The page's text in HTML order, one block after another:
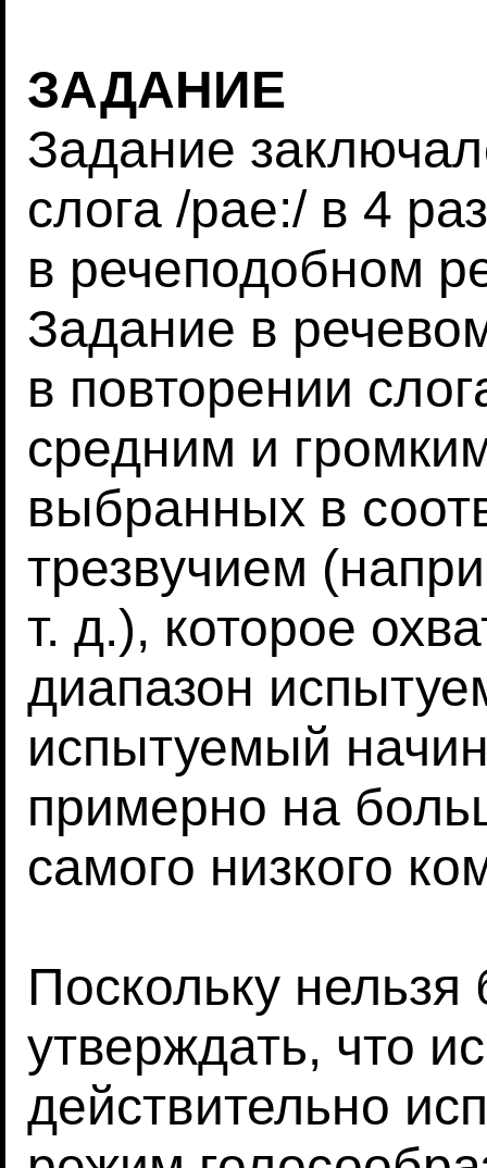
ЗАДАНИЕ
Задание
слога /pae:/ в 4
в речеподобном
Задание в
в повторении
средним и
выбранных в
трезвучием
т. д.), которое
диапазон
испытуемый
примерно на
самого низкого
Поскольку
утверждать, что
действительно